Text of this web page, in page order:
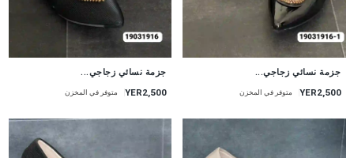
جزمة نسائي زجاجي...
YER2,500 متوفر في المخزن
جزمة نسائي زجاجي...
YER2,500 متوفر في المخزن